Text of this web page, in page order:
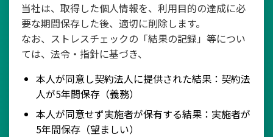
当社は、取得した個人情報を、利用目的の達成に必
要な期間保存した後、適切に削除します。
なお、ストレスチェックの「結果の記録」等につい
ては、法令・指針に基づき、
本人が同意し契約法人に提供された結果：契約法
人が5年間保存（義務）
本人が同意せず実施者が保有する結果：実施者が
5年間保存（望ましい）